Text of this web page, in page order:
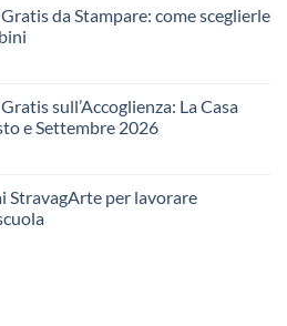
da Stampare: come sceglierle
sull’Accoglienza: La Casa
e Settembre 2026
StravagArte per lavorare